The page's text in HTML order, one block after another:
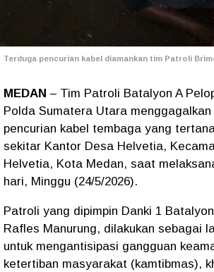
Terduga pencurian kabel diamankan tim Patroli
MEDAN – Tim Patroli Batalyon A
Polda Sumatera Utara
pencurian kabel tembaga yang
sekitar Kantor Desa Helvetia,
Helvetia, Kota Medan, saat
hari, Minggu (24/5/2026).
Patroli yang dipimpin Danki 1
Rafles Manurung, dilakukan sebagai
untuk mengantisipasi gangguan
ketertiban masyarakat (kamtibmas),